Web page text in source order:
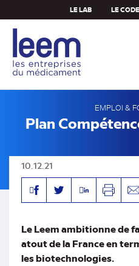
au
contenu
principal
LE LAB LE
EMPLOI &
Plan
10.12.21
FacebookTwitterLinkedinImprimer
Le Leem ambitionne de
atout de la France en
les biotechnologies.